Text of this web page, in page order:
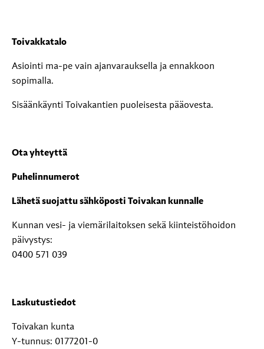
Toivakkatalo
Asiointi ma-pe vain ajanvarauksella ja ennakkoon
sopimalla.
Sisäänkäynti Toivakantien puoleisesta pääovesta.
Ota yhteyttä
Puhelinnumerot
Lähetä suojattu sähköposti Toivakan kunnalle
Kunnan vesi- ja viemärilaitoksen sekä kiinteistöhoidon
päivystys:
0400 571 039
Laskutustiedot
Toivakan kunta
Y-tunnus: 0177201-0